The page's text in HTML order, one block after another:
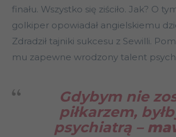
finału. Wszystko się ziściło. Jak? O
golkiper opowiadał angielskiemu
Zdradził tajniki sukcesu z Sewilli.
mu zapewne wrodzony talent
Gdybym nie
piłkarzem,
psychiatrą –